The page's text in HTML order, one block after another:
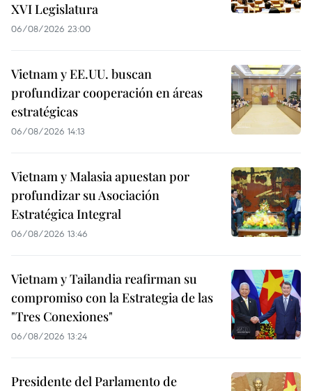
XVI Legislatura
06/08/2026 23:00
Vietnam y EE.UU. buscan
profundizar cooperación en áreas
estratégicas
06/08/2026 14:13
Vietnam y Malasia apuestan por
profundizar su Asociación
Estratégica Integral
06/08/2026 13:46
Vietnam y Tailandia reafirman su
compromiso con la Estrategia de las
"Tres Conexiones"
06/08/2026 13:24
Presidente del Parlamento de